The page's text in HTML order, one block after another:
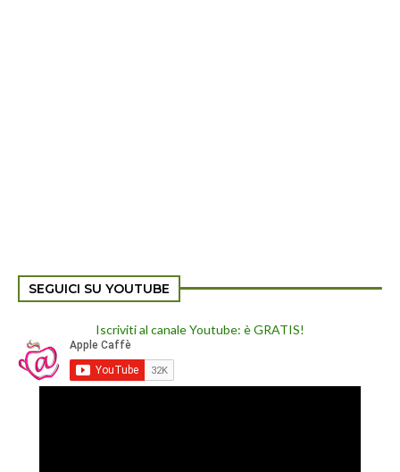
SEGUICI SU YOUTUBE
Iscriviti al canale Youtube: è GRATIS!